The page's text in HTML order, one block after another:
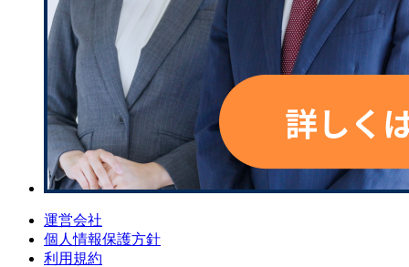
運営会社
個人情報保護方針
利用規約